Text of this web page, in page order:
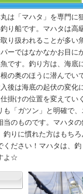
は「マハタ」を専門に
釣り船です。マハタは高
り扱われることが多い
ーではなかなかお目に
です。釣り方は、海底
の奥のほうに潜んでい
後は海底の起伏の変化
掛けの位置を変えてい
も「ガツン」と明確で
当のものです。マハタ
釣りに慣れた方はもち
ださい！マハタは、
よ☆